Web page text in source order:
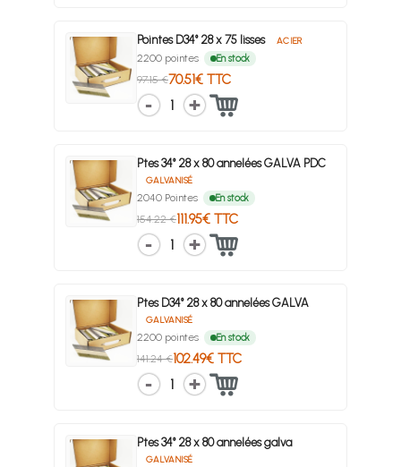
Pointes D34° 28 x 75 lisses ACIER
2200 pointes En stock
97.15 €70.51€ TTC
1
Ptes 34° 28 x 80 annelées GALVA PDC
GALVANISÉ
2040 Pointes En stock
154.22 €111.95€ TTC
1
Ptes D34° 28 x 80 annelées GALVA
GALVANISÉ
2200 pointes En stock
141.24 €102.49€ TTC
1
Ptes 34° 28 x 80 annelées galva
GALVANISÉ